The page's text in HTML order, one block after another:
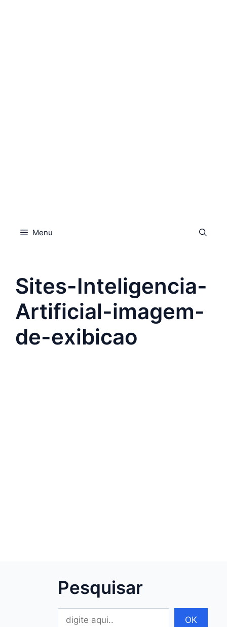
Menu
Sites-Inteligencia-
Artificial-imagem-
de-exibicao
Pesquisar
OK